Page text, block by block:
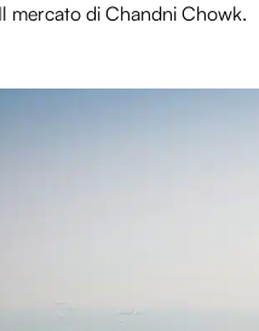
mercato di Chandni Chowk.